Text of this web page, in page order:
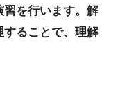
を行います。解
ることで、理解